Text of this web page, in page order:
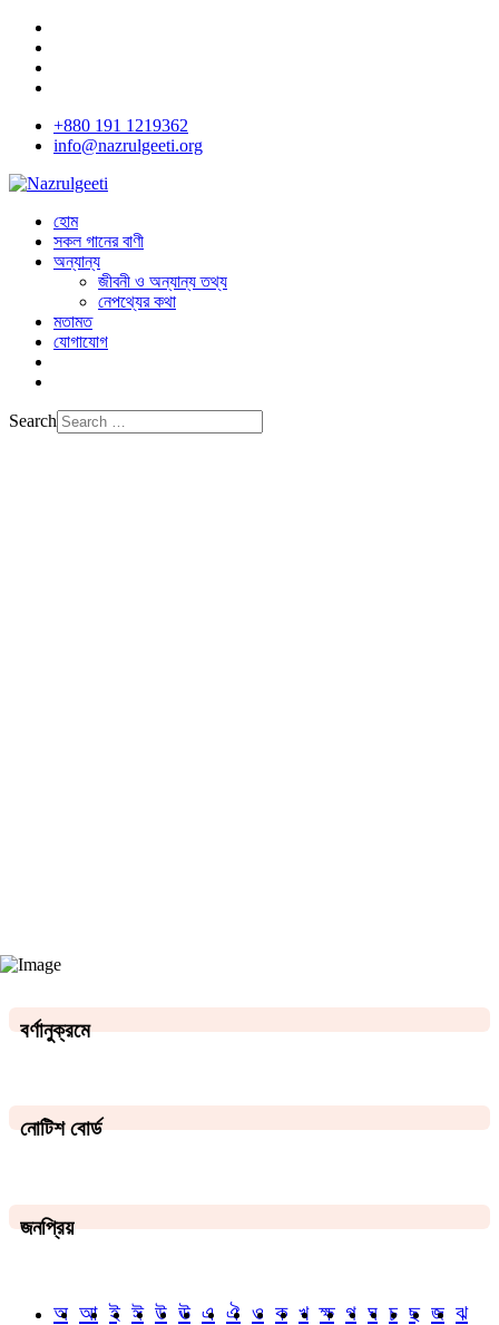
+880 191 1219362
info@nazrulgeeti.org
হোম
সকল গানের বাণী
অন্যান্য
জীবনী ও অন্যান্য তথ্য
নেপথ্যের কথা
মতামত
যোগাযোগ
Search
বর্ণানুক্রমে
নোটিশ বোর্ড
জনপ্রিয়
অ আ ই ঈ উ ঊ এ ঐ ও ক খ ক্ষ গ ঘ চ ছ জ ঝ